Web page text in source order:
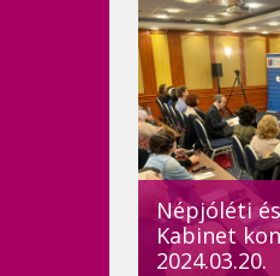
Népjóléti
Kabinet
2024.03.20.